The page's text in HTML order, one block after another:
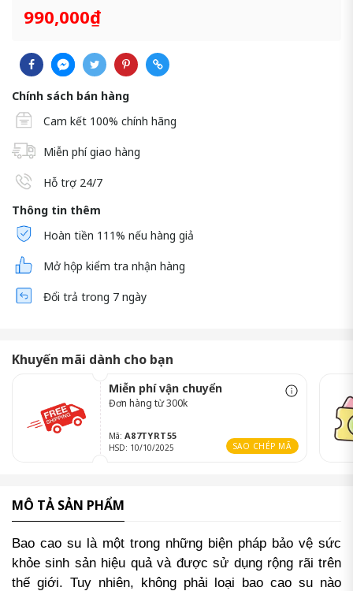
990,000₫
Chính sách bán hàng
Cam kết 100% chính hãng
Miễn phí giao hàng
Hỗ trợ 24/7
Thông tin thêm
Hoàn tiền 111% nếu hàng giả
Mở hộp kiểm tra nhận hàng
Đổi trả trong 7 ngày
Khuyến mãi dành cho bạn
Miễn phí vận chuyển
Đơn hàng từ 300k
Mã: A87TYRT55
HSD: 10/10/2025 SAO CHÉP MÃ
MÔ TẢ SẢN PHẨM
Bao cao su là một trong những biện pháp bảo vệ sức
khỏe sinh sản hiệu quả và được sử dụng rộng rãi trên
thế giới. Tuy nhiên, không phải loại bao cao su nào